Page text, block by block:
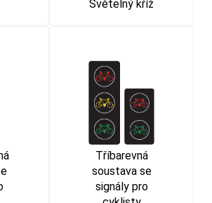
Světelný kříž
Tříbarevná
soustava se
signály pro